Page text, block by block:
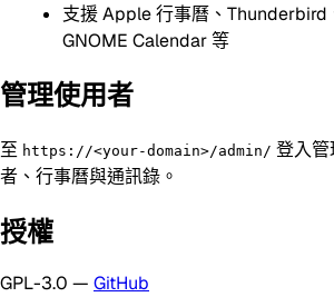
支援 Apple 行事曆、Thunderbird
GNOME Calendar 等
管理使用者
至 https://<your-domain>/admin/ 登入管
者、行事曆與通訊錄。
授權
GPL-3.0 — GitHub